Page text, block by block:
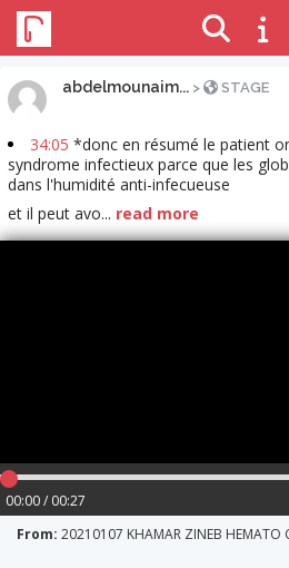
abdelmounaim... > STAGE
34:05 *donc en résumé le patient
syndrome infectieux parce que les
dans l'humidité anti-infecueuse
et il peut avo... read more
00:00 / 00:27
From: 20210107 KHAMAR ZINEB